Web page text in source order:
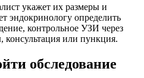
укажет их размеры и
эндокринологу определить
контрольное УЗИ через
консультация или пункция.
обследование